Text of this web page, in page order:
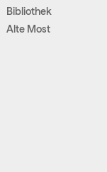
Bibliothek
Alte Most